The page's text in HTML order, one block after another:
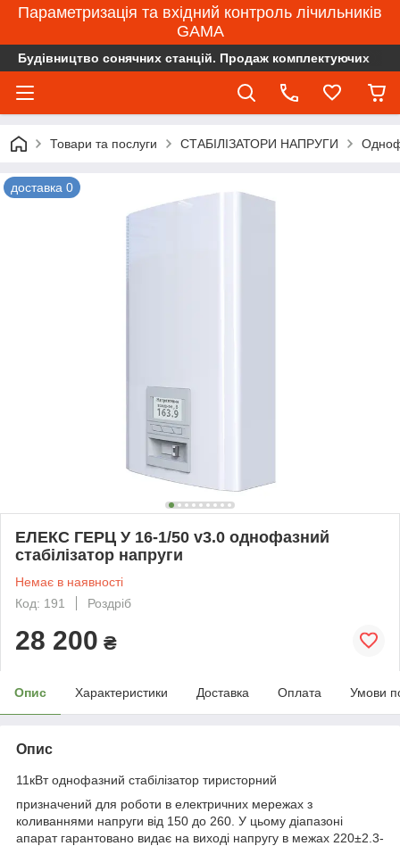
Параметризація та вхідний контроль лічильників
GAMA
Будівництво сонячних станцій. Продаж комплектуючих
Товари та послуги СТАБІЛІЗАТОРИ НАПРУГИ
доставка 0
ЕЛЕКС ГЕРЦ У 16-1/50 v3.0 однофазний
стабілізатор напруги
Немає в наявності
Код: 191
Роздріб
28 200 ₴
Опис Характеристики Доставка Оплата Умови
Опис
11кВт однофазний стабілізатор тиристорний
призначений для роботи в електричних мережах з
коливаннями напруги від 150 до 260. У цьому діапазоні
апарат гарантовано видає на виході напругу в межах 220±2.3-